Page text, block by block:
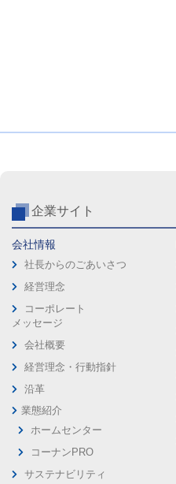
企業サイト
会社情報
社長からのごあいさつ
経営理念
コーポレート
メッセージ
会社概要
経営理念・行動指針
沿革
業態紹介
ホームセンター
コーナンPRO
サステナビリティ